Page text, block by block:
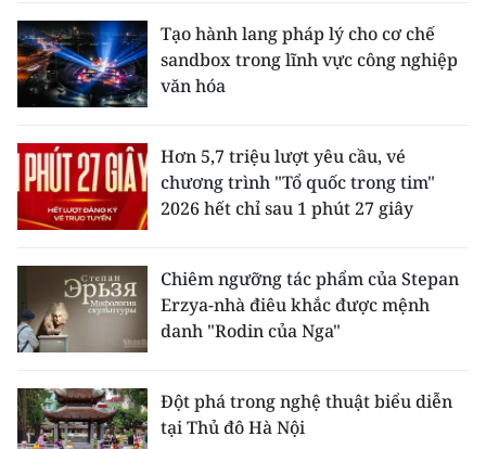
Tạo hành lang pháp lý cho cơ chế
sandbox trong lĩnh vực công nghiệp
văn hóa
Hơn 5,7 triệu lượt yêu cầu, vé
chương trình "Tổ quốc trong tim"
2026 hết chỉ sau 1 phút 27 giây
Chiêm ngưỡng tác phẩm của Stepan
Erzya-nhà điêu khắc được mệnh
danh "Rodin của Nga"
Đột phá trong nghệ thuật biểu diễn
tại Thủ đô Hà Nội